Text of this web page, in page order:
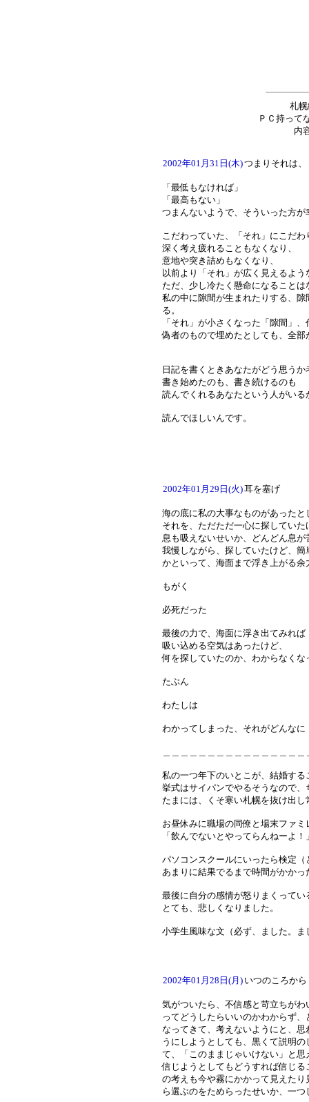
札
ＰＣ持って
内
2002年01月31日(木)つまりそれは、
「最低もなければ」
「最高もない」
つまんないようで、そういった方
こだわっていた、「それ」にこだ
深く考え疲れることもなくなり、
意地や突き詰めもなくなり、
以前より「それ」が広く見えるよう
ただ、少し冷たく懸命になることは
私の中に隙間が生まれたりする、
る。
「それ」が小さくなった「隙間」
偽者のもので埋めたとしても、全
日記を書くときあなたがどう思うか
書き始めたのも、書き続けるのも
読んでくれるあなたという人がいる
読んでほしいんです。
2002年01月29日(火)耳を塞げ
海の底に私の大事なものがあったと
それを、ただただ一心に探していた
息も吸えないせいか、どんどん息が
我慢しながら、探していたけど、
かといって、海面まで浮き上がる余
もがく
必死だった
最後の力で、海面に浮き出てみれば
吸い込める空気はあったけど、
何を探していたのか、わからなくな
たぶん
わたしは
わかってしまった、それがどんなに
私の一つ年下のいとこが、結婚す
挙式はサイパンでやるそうなので
たまには、くそ寒い札幌を抜け出
お昼休みに職場の同僚と場末ファ
「飲んでないとやってらんねーよ
パソコンスクールにいったら検定
あまりに結果でるまで時間がかか
最後に自分の感情が怒りまくってい
とても、悲しくなりました。
小学生風味な文（必ず、ました。
2002年01月28日(月) いつのころから
気がついたら、不信感と苛立ちが
ってどうしたらいいのかわからず
なってきて、考えないようにと、
うにしようとしても、黒くて説明
て、「このままじゃいけない」と
信じようとしてもどうすれば信じ
の考えも今や霧にかかって見えた
ら選ぶのをためらったせいか、一